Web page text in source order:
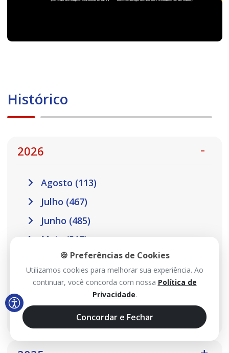
Histórico
2026
Agosto (113)
Julho (467)
Junho (485)
Maio (517)
Abril (457)
Março (410)
Fevereiro (301)
Janeiro (302)
🍪 Preferências de Cookies
Utilizamos cookies para melhorar sua experiência. Ao
continuar, você concorda com nossa Política de
Privacidade.
Concordar e Fechar